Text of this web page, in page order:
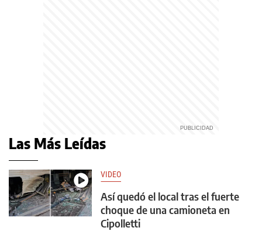
Las Más Leídas
VIDEO
Así quedó el local tras el fuerte
choque de una camioneta en
Cipolletti